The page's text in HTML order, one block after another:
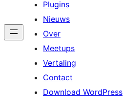
Plugins
Nieuws
Over
Meetups
Vertaling
Contact
Download WordPress